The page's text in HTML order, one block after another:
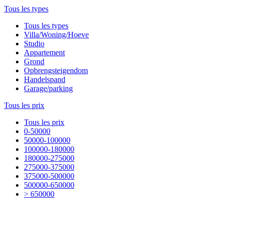
Tous les types
Tous les types
Villa/Woning/Hoeve
Studio
Appartement
Grond
Opbrengsteigendom
Handelspand
Garage/parking
Tous les prix
Tous les prix
0-50000
50000-100000
100000-180000
180000-275000
275000-375000
375000-500000
500000-650000
> 650000